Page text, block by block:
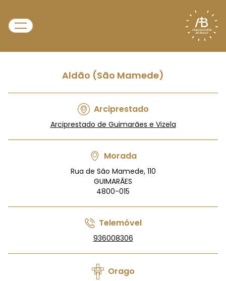
Aldão (São Mamede)
Arciprestado
Arciprestado de Guimarães e Vizela
Morada
Rua de São Mamede, 110
GUIMARÃES
4800-015
Telemóvel
936008306
Orago